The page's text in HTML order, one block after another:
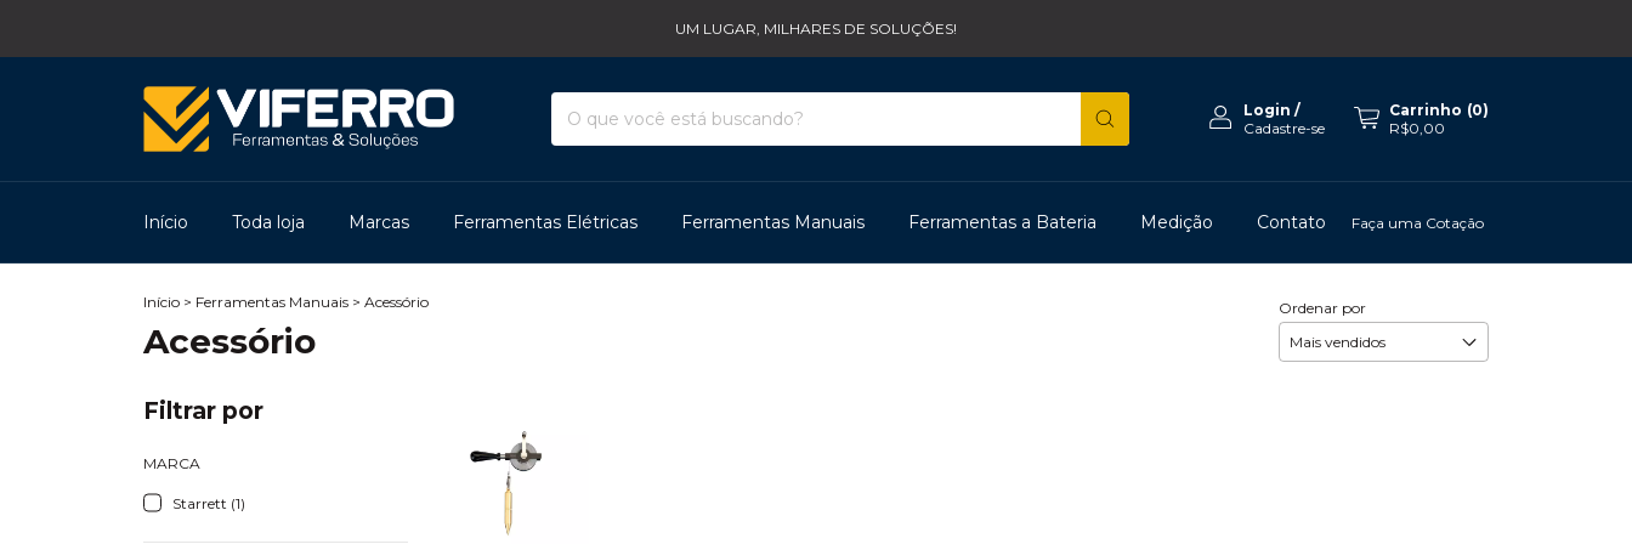
UM LUGAR, MILHARES DE SOLUÇÕES!
Login /
Cadastre-se
Carrinho (0)
R$0,00
Início Toda loja Marcas Ferramentas Elétricas Ferramentas Manuais Ferramentas a Bateria Medição Contato Faça uma Cotação
Início > Ferramentas Manuais > Acessório
Acessório
Ordenar por
Filtrar por
MARCA
Starrett (1)